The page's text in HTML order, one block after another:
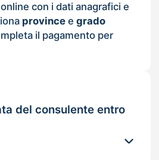
con i dati anagrafici e
provincee grado
il pagamento per
del consulente entro